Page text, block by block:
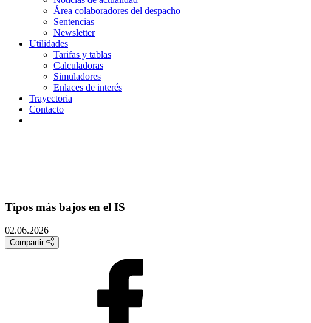
Área colaboradores del despacho
Sentencias
Newsletter
Utilidades
Tarifas y tablas
Calculadoras
Simuladores
Enlaces de interés
Trayectoria
Contacto
Tipos más bajos en el IS
02.06.2026
Compartir